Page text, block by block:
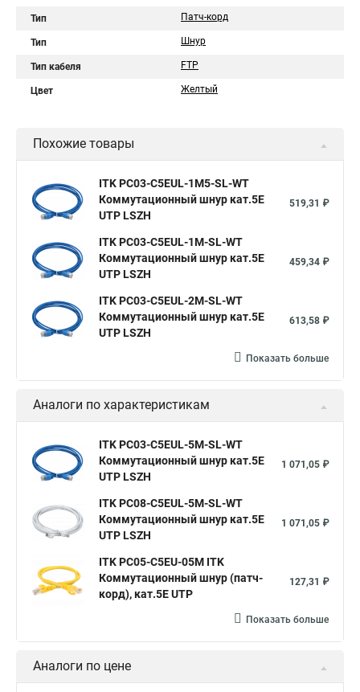
Тип Патч-корд
Тип Шнур
Тип кабеля FTP
Цвет Желтый
Похожие товары
ITK PC03-C5EUL-1M5-SL-WT
Коммутационный шнур кат.5E
UTP LSZH
519,31 ₽
ITK PC03-C5EUL-1M-SL-WT
Коммутационный шнур кат.5E
UTP LSZH
459,34 ₽
ITK PC03-C5EUL-2M-SL-WT
Коммутационный шнур кат.5E
UTP LSZH
613,58 ₽
Показать больше
Аналоги по характеристикам
ITK PC03-C5EUL-5M-SL-WT
Коммутационный шнур кат.5E
UTP LSZH
1 071,05 ₽
ITK PC08-C5EUL-5M-SL-WT
Коммутационный шнур кат.5E
UTP LSZH
1 071,05 ₽
ITK PC05-C5EU-05M ITK
Коммутационный шнур (патч-
корд), кат.5Е UTP
127,31 ₽
Показать больше
Аналоги по цене